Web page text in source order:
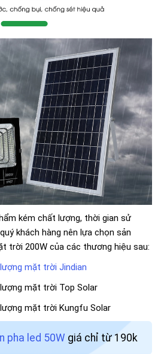
kém chất lượng, thời gian sử
khách hàng nên lựa chọn sản
trời 200W của các thương hiệu sau:
mặt trời Jindian
mặt trời Top Solar
mặt trời Kungfu Solar
pha led 50W giá chỉ từ 190k